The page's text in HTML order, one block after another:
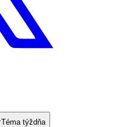
Téma týždňa